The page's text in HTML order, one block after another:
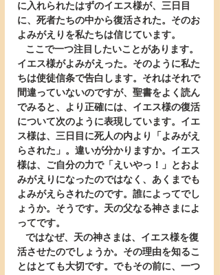
に入れられたはずのイエス様が、三日目
に、死者たちの中から復活された。そのお
よみがえりを私たちは信じています。
イエス様がよみがえった。そのように私た
ちは使徒信条で告白します。それはそれで
間違っていないのですが、聖書をよく読ん
でみると、より正確には、イエス様の復活
について次のように表現しています。イエ
ス様は、三日目に死人の内より「よみがえ
らされた」。違いが分かりますか。イエス
様は、ご自分の力で「えいやっ！」とおよ
みがえりになったのではなく、あくまでも
よみがえらされたのです。誰によってでし
ょうか。そうです。天の父なる神さまによ
ってです。
活させたのでしょうか。その理由を知るこ
とはとても大切です。でもその前に、一つ